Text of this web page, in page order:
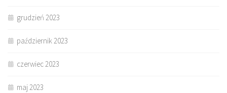
grudzień 2023
październik 2023
czerwiec 2023
maj 2023